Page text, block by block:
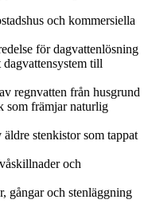
och kommersiella
för dagvattenlösning
till
regnvatten från husgrund
som främjar naturlig
stenkistor som tappat
och
gångar och stenläggning